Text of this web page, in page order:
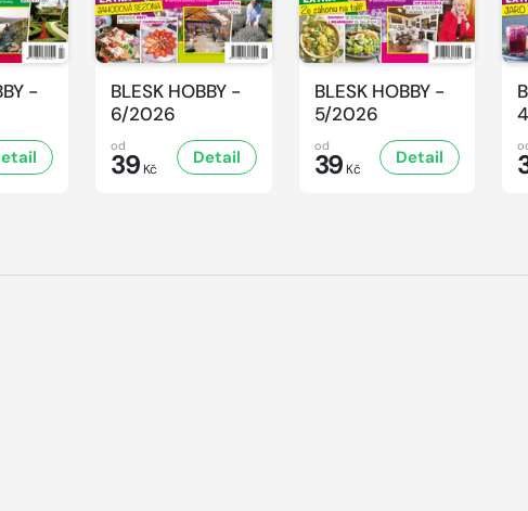
-
BLESK HOBBY -
6/2026
od
39 Kč
Detail
BLESK HOBBY -
5/2026
od
39 Kč
Detail